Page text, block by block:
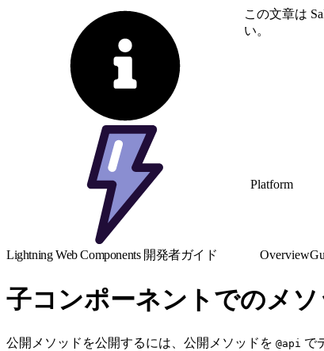
この文章は
い。
Platform
Lightning Web Components 開発者ガイド Overview
子コンポーネントでのメ
公開メソッドを公開するには、公開メソッドを @api で